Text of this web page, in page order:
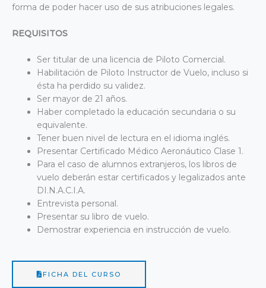
forma de poder hacer uso de sus atribuciones legales.
REQUISITOS
Ser titular de una licencia de Piloto Comercial.
Habilitación de Piloto Instructor de Vuelo, incluso si
ésta ha perdido su validez.
Ser mayor de 21 años.
Haber completado la educación secundaria o su
equivalente.
Tener buen nivel de lectura en el idioma inglés.
Presentar Certificado Médico Aeronáutico Clase 1.
Para el caso de alumnos extranjeros, los libros de
vuelo deberán estar certificados y legalizados ante
DI.N.A.C.I.A.
Entrevista personal.
Presentar su libro de vuelo.
Demostrar experiencia en instrucción de vuelo.
FICHA DEL CURSO